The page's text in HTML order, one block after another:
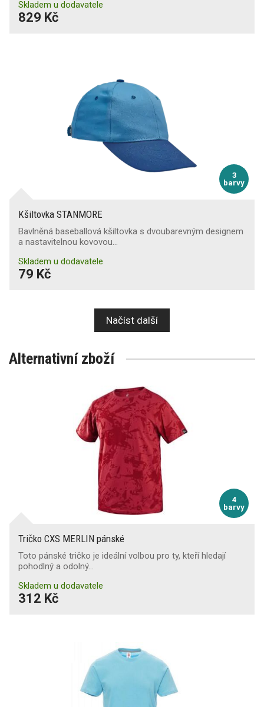
Skladem u dodavatele
829 Kč
3
barvy
Kšiltovka STANMORE
Bavlněná baseballová kšiltovka s dvoubarevným designem
a nastavitelnou kovovou…
Skladem u dodavatele
79 Kč
Načíst další
Alternativní zboží
4
barvy
Tričko CXS MERLIN pánské
Toto pánské tričko je ideální volbou pro ty, kteří hledají
pohodlný a odolný…
Skladem u dodavatele
312 Kč